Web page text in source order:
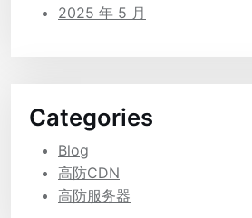
2025 年 5 月
Categories
Blog
高防CDN
高防服务器